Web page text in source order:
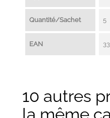
Quantité/Sachet 5
EAN
10 autres
la même